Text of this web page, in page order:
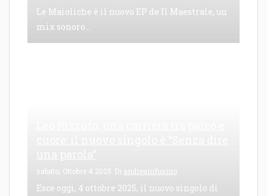
Le Maioliche è il nuovo EP de Il Maestrale, un
mix sonoro...
sabato, Ottobre 4 2025 Di andreainfusino
Esce oggi, 4 ottobre 2025, il nuovo singolo di